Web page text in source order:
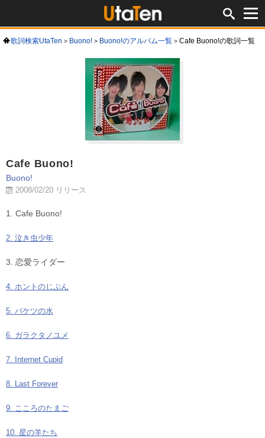
歌詞検索UtaTen Buono! Buono!のアルバム一覧 Cafe Buono!の歌詞一覧
Cafe Buono!
Buono!
2008/02/20 リリース
1. Cafe Buono!
2. 泣き虫少年
3. 恋愛ライダー
4. ホントのじぶん
5. バケツの水
6. ガラクタノユメ
7. Internet Cupid
8. Last Forever
9. こころのたまご
10. 星の羊たち